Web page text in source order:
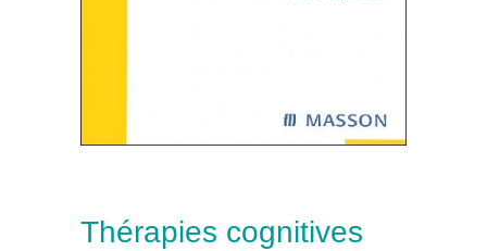
Thérapies cognitives